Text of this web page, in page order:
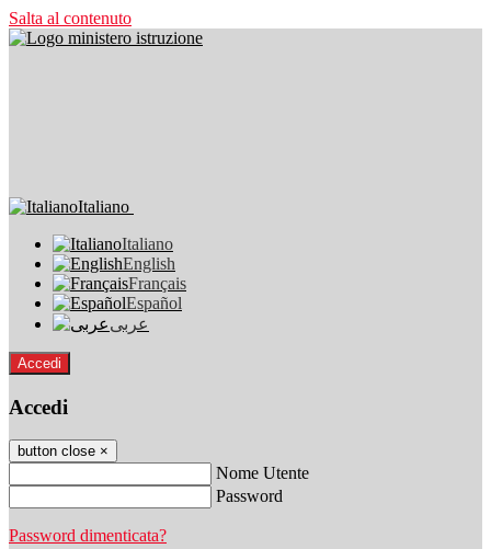
Salta al contenuto
Italiano
Italiano
English
Français
Español
عربى
Accedi
Accedi
button close ×
Nome Utente
Password
Password dimenticata?